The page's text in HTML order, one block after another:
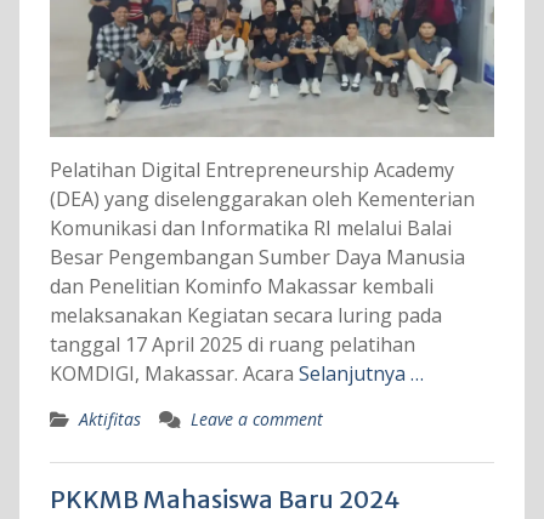
Pelatihan Digital Entrepreneurship Academy
(DEA) yang diselenggarakan oleh Kementerian
Komunikasi dan Informatika RI melalui Balai
Besar Pengembangan Sumber Daya Manusia
dan Penelitian Kominfo Makassar kembali
melaksanakan Kegiatan secara luring pada
tanggal 17 April 2025 di ruang pelatihan
KOMDIGI, Makassar. Acara Selanjutnya …
Aktifitas Leave a comment
PKKMB Mahasiswa Baru 2024